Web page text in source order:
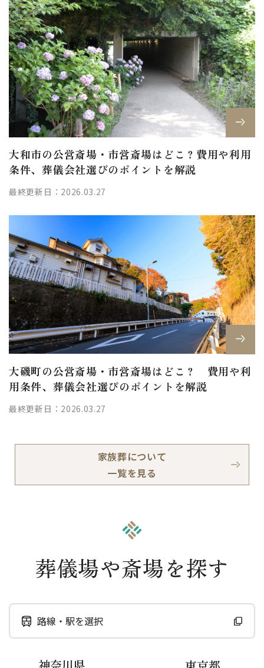
大和市の公営斎場・市営斎場はどこ？費用や利用
条件、葬儀会社選びのポイントを解説
最終更新日：2026.03.27
大磯町の公営斎場・市営斎場はどこ？ 費用や利
用条件、葬儀会社選びのポイントを解説
最終更新日：2026.03.27
家族葬について
一覧を見る
葬儀場や斎場を探す
路線・駅を選択
神奈川県